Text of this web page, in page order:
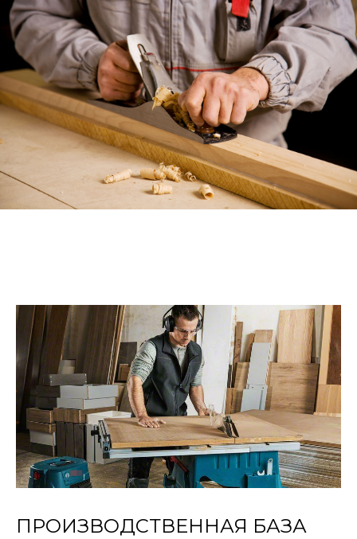
ПРОИЗВОДСТВЕННАЯ БАЗА